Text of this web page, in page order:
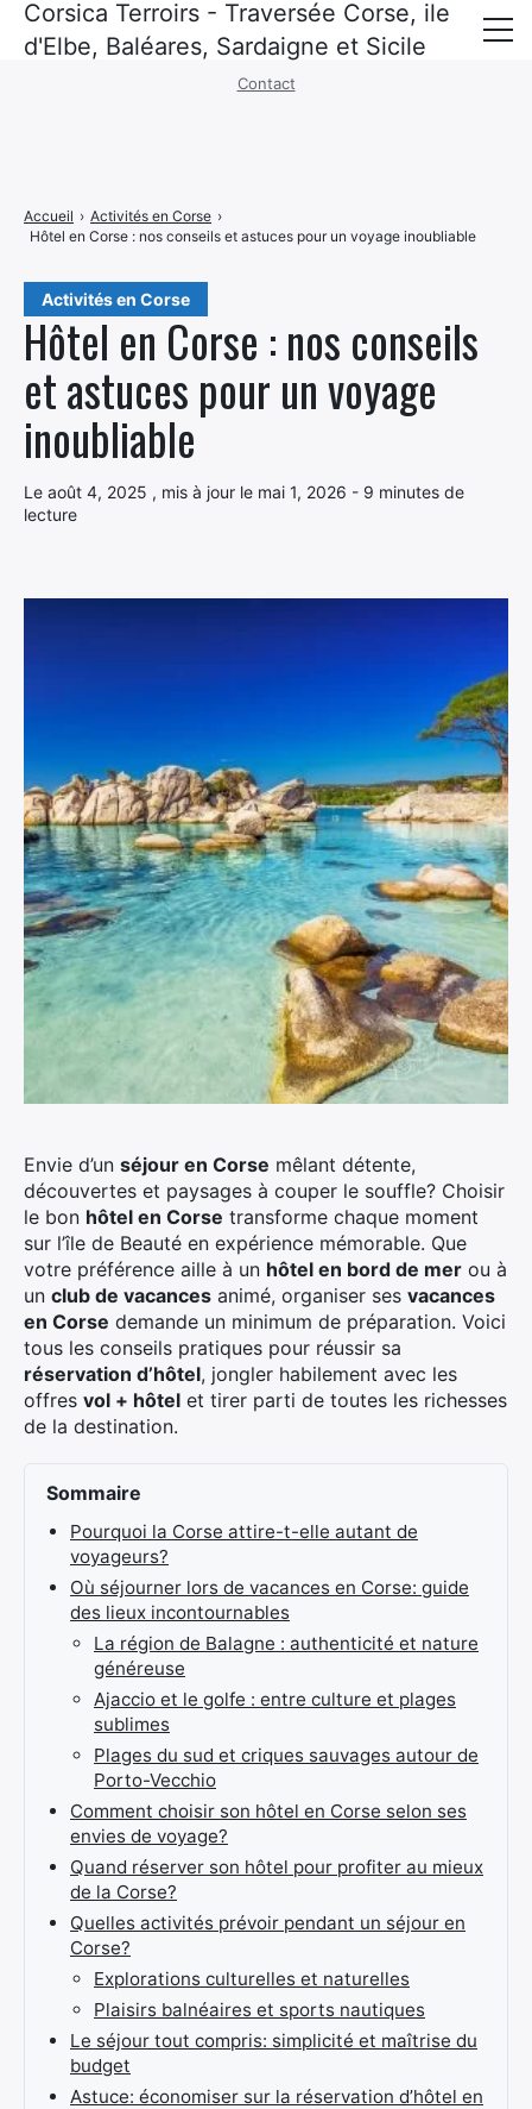
Activités en Corse
Hôtel en Corse : nos conseils
et astuces pour un voyage
inoubliable
Le août 4, 2025 , mis à jour le mai 1, 2026 - 9 minutes de
lecture
Accueil › Activités en Corse ›
Hôtel en Corse : nos conseils et astuces pour un voyage inoubliable
Envie d’un séjour en Corse mêlant détente,
découvertes et paysages à couper le souffle? Choisir
le bon hôtel en Corse transforme chaque moment
sur l’île de Beauté en expérience mémorable. Que
votre préférence aille à un hôtel en bord de mer ou à
un club de vacances animé, organiser ses vacances
en Corse demande un minimum de préparation. Voici
tous les conseils pratiques pour réussir sa
réservation d’hôtel, jongler habilement avec les
offres vol + hôtel et tirer parti de toutes les richesses
de la destination.
Sommaire
Pourquoi la Corse attire-t-elle autant de
voyageurs?
Où séjourner lors de vacances en Corse: guide
des lieux incontournables
La région de Balagne : authenticité et nature
généreuse
Ajaccio et le golfe : entre culture et plages
sublimes
Plages du sud et criques sauvages autour de
Porto-Vecchio
Comment choisir son hôtel en Corse selon ses
envies de voyage?
Quand réserver son hôtel pour profiter au mieux
de la Corse?
Quelles activités prévoir pendant un séjour en
Corse?
Explorations culturelles et naturelles
Plaisirs balnéaires et sports nautiques
Le séjour tout compris: simplicité et maîtrise du
budget
Astuce: économiser sur la réservation d’hôtel en
Corsica Terroirs - Traversée Corse, ile
d'Elbe, Baléares, Sardaigne et Sicile
Sicile
ile d’elbe
Croisières
Recettes corses
Politique de confidentialité
Mentions légales · Politique de confidentialité
Contact